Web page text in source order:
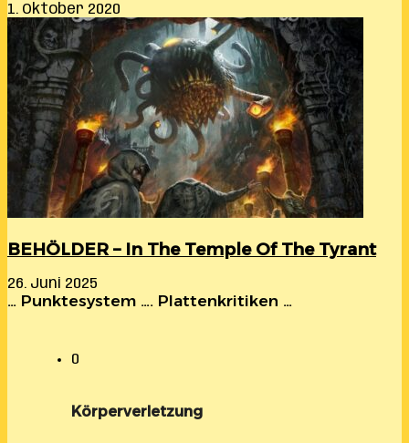
1. Oktober 2020
BEHÖLDER – In The Temple Of The Tyrant
26. Juni 2025
… Punktesystem …. Plattenkritiken …
0
Körperverletzung